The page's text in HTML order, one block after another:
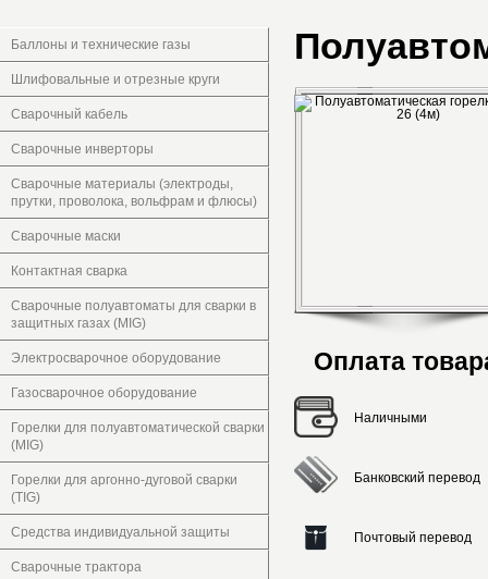
Баллоны и технические газы
Шлифовальные и отрезные круги
Сварочный кабель
Сварочные инверторы
Сварочные материалы (электроды,
прутки, проволока, вольфрам и флюсы)
Сварочные маски
Контактная сварка
Сварочные полуавтоматы для сварки в
защитных газах (MIG)
Электросварочное оборудование
Газосварочное оборудование
Горелки для полуавтоматической сварки
(MIG)
Горелки для аргонно-дуговой сварки
(TIG)
Средства индивидуальной защиты
Сварочные трактора
Оплата
Наличными
Банковский перевод
Почтовый перевод